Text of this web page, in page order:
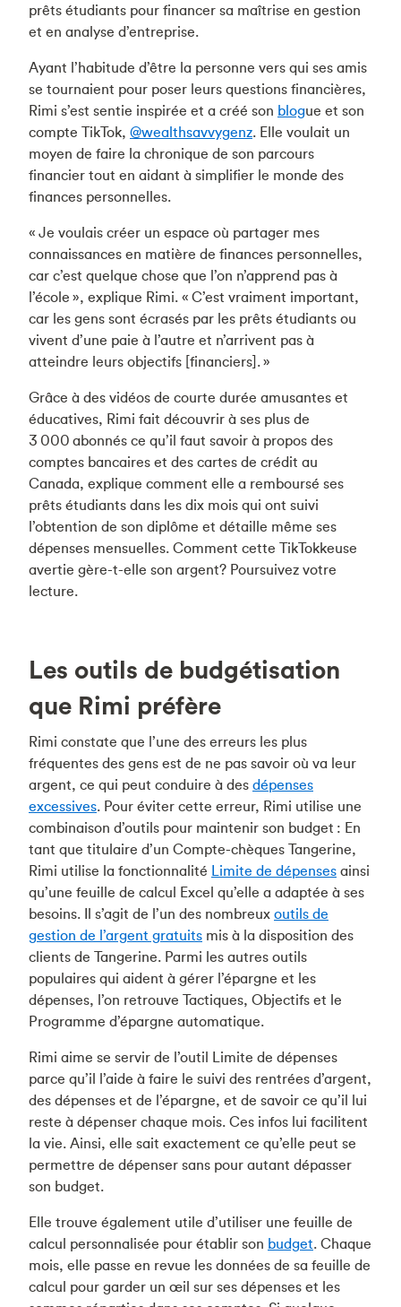
prêts étudiants pour financer sa maîtrise en gestion
et en analyse d’entreprise.
Ayant l’habitude d’être la personne vers qui ses amis
se tournaient pour poser leurs questions financières,
Rimi s’est sentie inspirée et a créé son blogue et son
compte TikTok, @wealthsavvygenz. Elle voulait un
moyen de faire la chronique de son parcours
financier tout en aidant à simplifier le monde des
finances personnelles.
« Je voulais créer un espace où partager mes
connaissances en matière de finances personnelles,
car c’est quelque chose que l’on n’apprend pas à
l’école », explique Rimi. « C’est vraiment important,
car les gens sont écrasés par les prêts étudiants ou
vivent d’une paie à l’autre et n’arrivent pas à
atteindre leurs objectifs [financiers]. »
Grâce à des vidéos de courte durée amusantes et
éducatives, Rimi fait découvrir à ses plus de
3 000 abonnés ce qu’il faut savoir à propos des
comptes bancaires et des cartes de crédit au
Canada, explique comment elle a remboursé ses
prêts étudiants dans les dix mois qui ont suivi
l’obtention de son diplôme et détaille même ses
dépenses mensuelles. Comment cette TikTokkeuse
avertie gère-t-elle son argent? Poursuivez votre
lecture.
Les outils de budgétisation
que Rimi préfère
Rimi constate que l’une des erreurs les plus
fréquentes des gens est de ne pas savoir où va leur
argent, ce qui peut conduire à des dépenses
excessives. Pour éviter cette erreur, Rimi utilise une
combinaison d’outils pour maintenir son budget : En
tant que titulaire d’un Compte-chèques Tangerine,
Rimi utilise la fonctionnalité Limite de dépenses ainsi
qu’une feuille de calcul Excel qu’elle a adaptée à ses
besoins. Il s’agit de l’un des nombreux outils de
gestion de l’argent gratuits mis à la disposition des
clients de Tangerine. Parmi les autres outils
populaires qui aident à gérer l’épargne et les
dépenses, l’on retrouve Tactiques, Objectifs et le
Programme d’épargne automatique.
Rimi aime se servir de l’outil Limite de dépenses
parce qu’il l’aide à faire le suivi des rentrées d’argent,
des dépenses et de l’épargne, et de savoir ce qu’il lui
reste à dépenser chaque mois. Ces infos lui facilitent
la vie. Ainsi, elle sait exactement ce qu’elle peut se
permettre de dépenser sans pour autant dépasser
son budget.
Elle trouve également utile d’utiliser une feuille de
calcul personnalisée pour établir son budget. Chaque
mois, elle passe en revue les données de sa feuille de
calcul pour garder un œil sur ses dépenses et les